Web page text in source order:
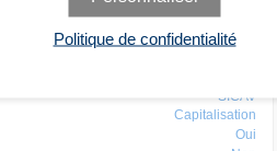
SICAV
Capitalisation
Oui
Politique de confidentialité